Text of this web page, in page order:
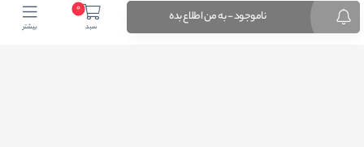
ناموجود - به من اطلاع بده 0
سبد بیشتر